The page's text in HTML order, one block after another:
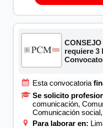
requiere 3
Esta convocatoria
Se solicito
comunicación,
Comunicación
Para laborar en: